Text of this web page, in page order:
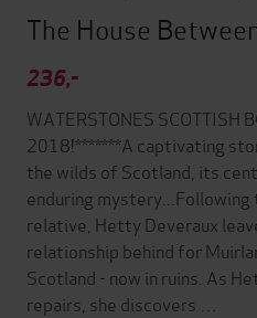
The House
236,-
WATERSTONES SCOTTISH
2018!*******A captivating
the wilds of Scotland, its
enduring
relative, Hetty Deveraux
relationship behind for
Scotland - now in ruins. As
repairs, she discovers …